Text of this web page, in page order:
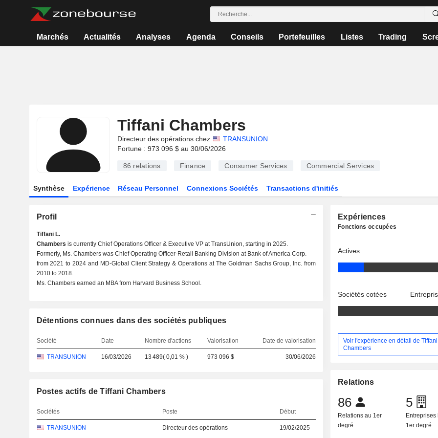
Marchés Actualités Analyses Agenda Conseils Portefeuilles Listes Trading
Tiffani Chambers
Directeur des opérations chez
TRANSUNION
Fortune : 973 096 $ au 30/06/2026
86 relations Finance Consumer Services Commercial Services
Synthèse Expérience Réseau Personnel Connexions Sociétés Transactions d'initiés
Profil
Tiffani L.
Chambers is currently Chief Operations Officer & Executive VP at TransUnion, starting in 2025.
Formerly, Ms. Chambers was Chief Operating Officer-Retail Banking Division at Bank of America Corp.
from 2021 to 2024 and MD-Global Client Strategy & Operations at The Goldman Sachs Group, Inc. from
2010 to 2018.
Ms. Chambers earned an MBA from Harvard Business School.
Détentions connues dans des sociétés publiques
Société Date Nombre d'actions Valorisation Date de valorisation
TRANSUNION 16/03/2026 13 489(0,01 % ) 973 096 $ 30/06/2026
Postes actifs de Tiffani Chambers
Sociétés Poste Début
TRANSUNION Directeur des opérations 19/02/2025
Expériences
Fonctions occupées
Actives
Sociétés cotées
Voir l'expérience en détail de Tiffani
Chambers
Relations
86
Relations au 1er
degré
5
1er degré